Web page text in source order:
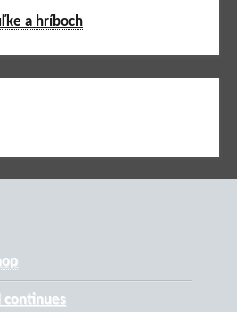
a hríboch
continues